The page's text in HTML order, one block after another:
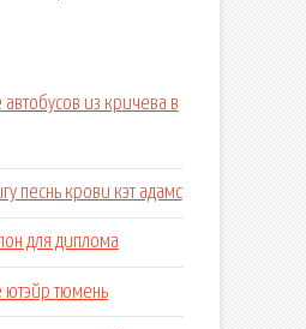
автобусов из кричева в
песнь крови кэт адамс
для диплома
ютэйр тюмень